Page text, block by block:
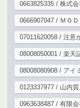
0663825335 / 株式
0666907047 / ＭＯＤ
07011620058 / 注意
08008050001 / 楽天
08008080908 / アイ
0123337977 / 山内
0963638487 / 有限